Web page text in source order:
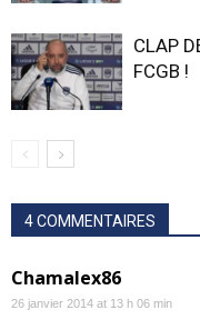
CLAP
FCGB !
4 COMMENTAIRES
Chamalex86
26 janvier 2014 at 13 h 06 min